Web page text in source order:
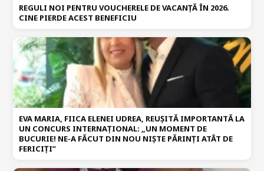
REGULI NOI PENTRU VOUCHERELE DE VACANȚĂ ÎN 2026.
CINE PIERDE ACEST BENEFICIU
EVA MARIA, FIICA ELENEI UDREA, REUȘITĂ IMPORTANTĂ LA
UN CONCURS INTERNAȚIONAL: „UN MOMENT DE
BUCURIE! NE-A FĂCUT DIN NOU NIȘTE PĂRINȚI ATÂT DE
FERICIȚI”